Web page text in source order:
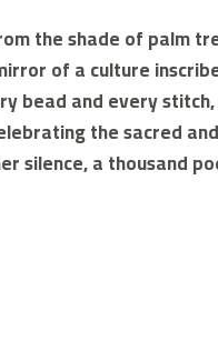
the shade of palm
of a culture
bead and every
the sacred
silence, a thousand